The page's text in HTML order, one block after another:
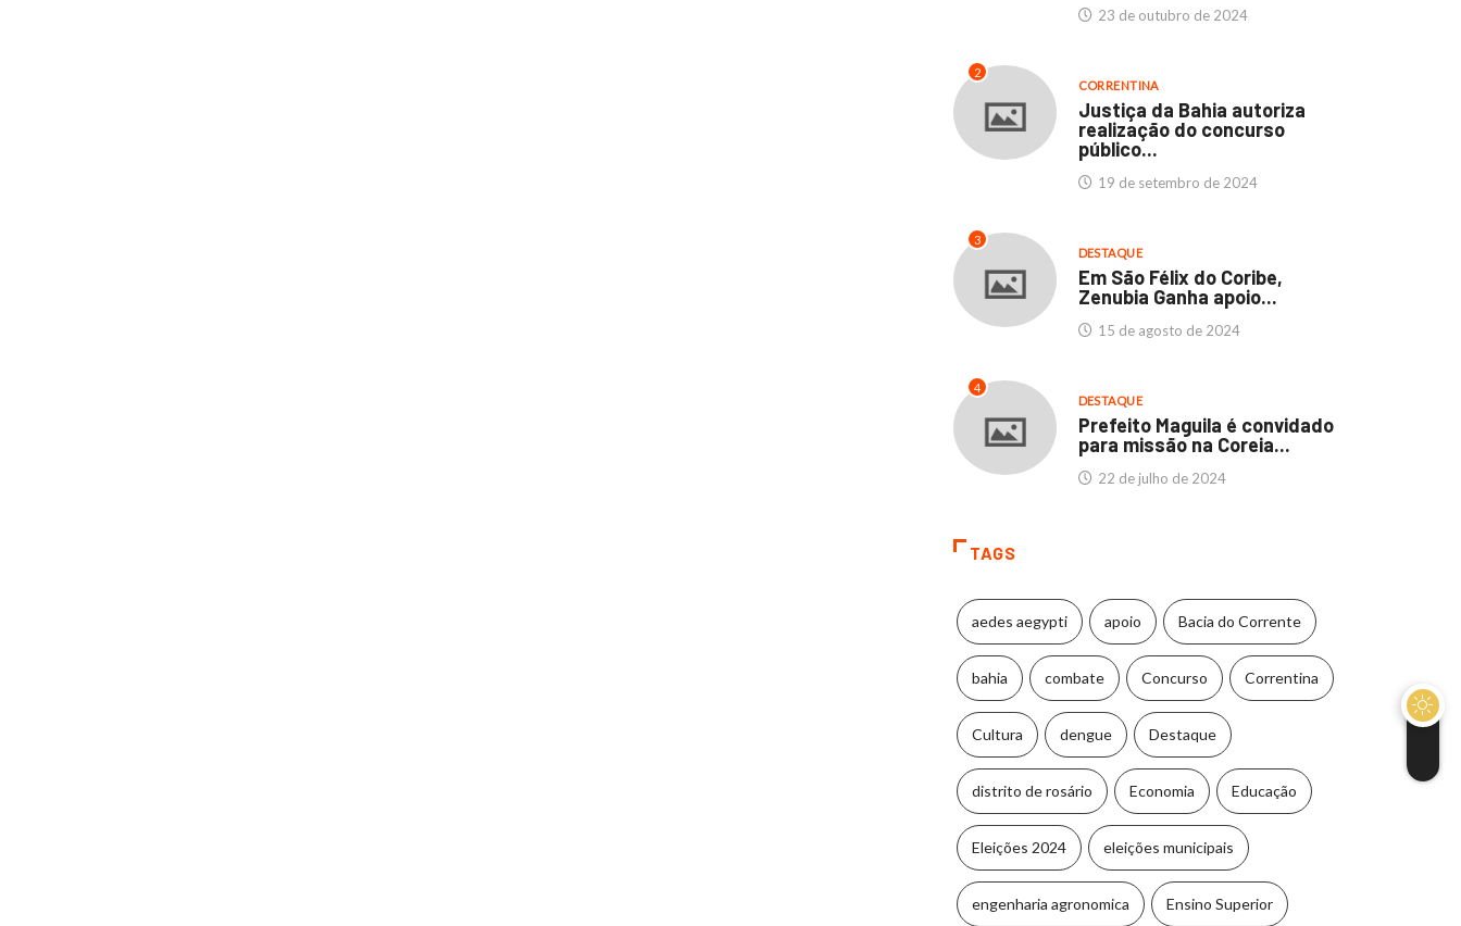
23 de outubro de 2024
2
CORRENTINA
Justiça da Bahia autoriza
realização do concurso
público...
19 de setembro de 2024
3
DESTAQUE
Em São Félix do Coribe,
Zenubia Ganha apoio...
15 de agosto de 2024
4
DESTAQUE
Prefeito Maguila é convidado
para missão na Coreia...
22 de julho de 2024
TAGS
aedes aegypti apoio Bacia do Corrente
bahia combate Concurso Correntina
Cultura dengue Destaque
distrito de rosário Economia Educação
Eleições 2024 eleições municipais
engenharia agronomica Ensino Superior